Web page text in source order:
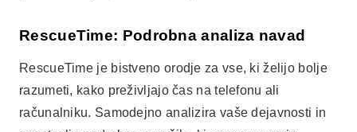
RescueTime: Podrobna analiza navad
RescueTime je bistveno orodje za vse, ki želijo bolje
razumeti, kako preživljajo čas na telefonu ali
računalniku. Samodejno analizira vaše dejavnosti in